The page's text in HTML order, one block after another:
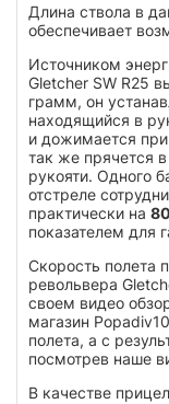
Длина ствола в
обеспечивает
Источником
Gletcher SW R25
грамм, он
находящийся в
и дожимается
так же прячется
рукояти. Одного
отстреле
практически на
показателем для
Скорость полета
револьвера
своем видео
магазин
полета, а с
посмотрев наше
В качестве